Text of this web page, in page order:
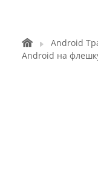
Android
Android на